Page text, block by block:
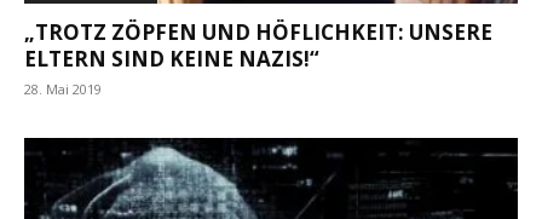
„TROTZ ZÖPFEN UND HÖFLICHKEIT: UNSERE
ELTERN SIND KEINE NAZIS!“
28. Mai 2019